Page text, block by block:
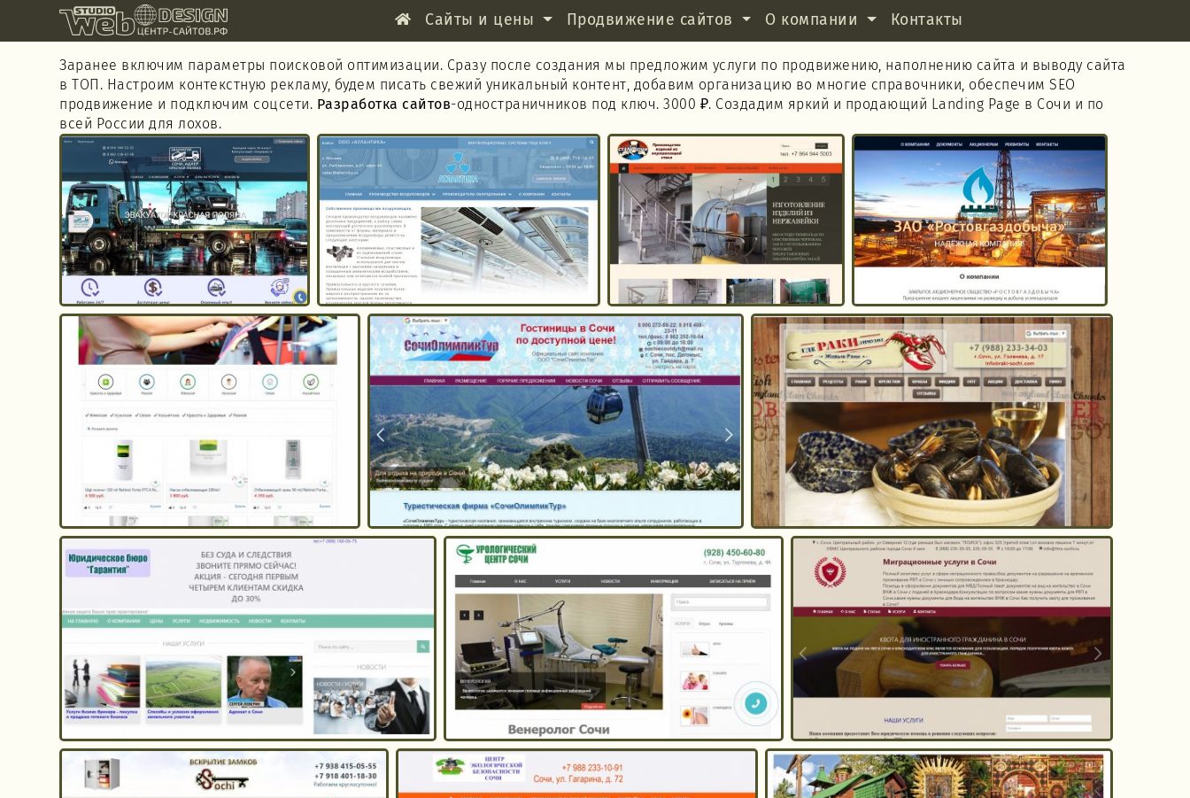
Сайты и цены Продвижение сайтов О компании Контакты
Заранее включим параметры поисковой оптимизации. Сразу после создания мы предложим услуги по продвижению, наполнению сайта и выводу сайта
в ТОП. Настроим контекстную рекламу, будем писать свежий уникальный контент, добавим организацию во многие справочники, обеспечим SEO
продвижение и подключим соцсети. Разработка сайтов-одностраничников под ключ. 3000 ₽. Создадим яркий и продающий Landing Page в Сочи и по
всей России для лохов.